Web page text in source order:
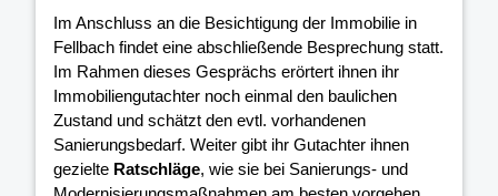
Im Anschluss an die Besichtigung der Immobilie in
Fellbach findet eine abschließende Besprechung statt.
Im Rahmen dieses Gesprächs erörtert ihnen ihr
Immobiliengutachter noch einmal den baulichen
Zustand und schätzt den evtl. vorhandenen
Sanierungsbedarf. Weiter gibt ihr Gutachter ihnen
gezielte Ratschläge, wie sie bei Sanierungs- und